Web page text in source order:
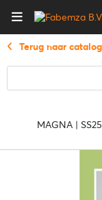
Terug naar
MAGNA |